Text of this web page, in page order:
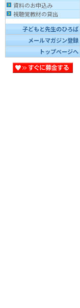
資料のお申込み
視聴覚教材の貸出
子どもと先生のひろば
メールマガジン登録
トップページへ